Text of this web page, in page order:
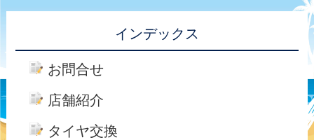
インデックス
お問合せ
店舗紹介
タイヤ交換